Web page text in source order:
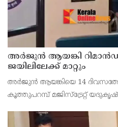
അര്‍ജുന്‍ ആയങ്കി
ജയിലിലേക്ക് മാറ്റും
അർജുൻ ആയങ്കിയെ 14
കൂത്തുപറമ്പ് മജിസ്ട്രേറ്റ്
ഭീഷണിപ്പെടുത്തിയെന്നാരോപിച്ച് ‌